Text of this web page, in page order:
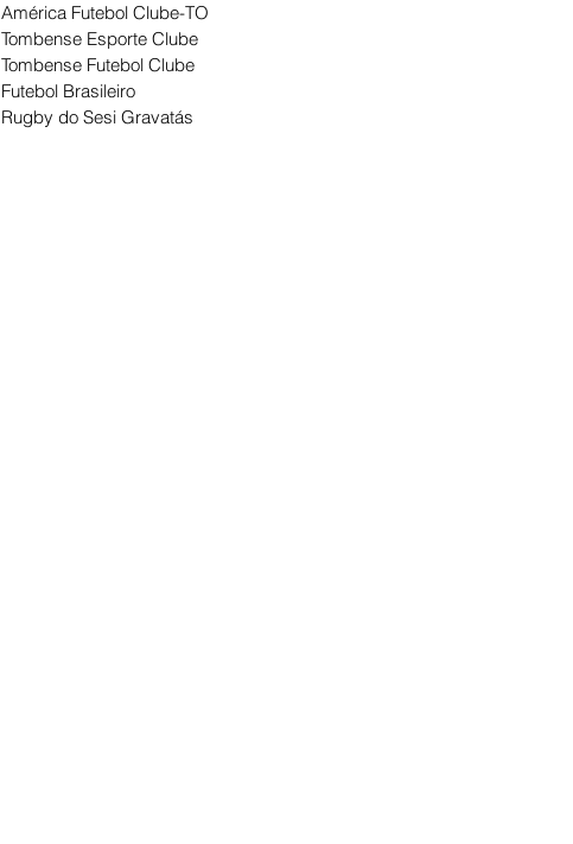
América Futebol Clube-TO
Tombense Esporte Clube
Tombense Futebol Clube
Futebol Brasileiro
Rugby do Sesi Gravatás